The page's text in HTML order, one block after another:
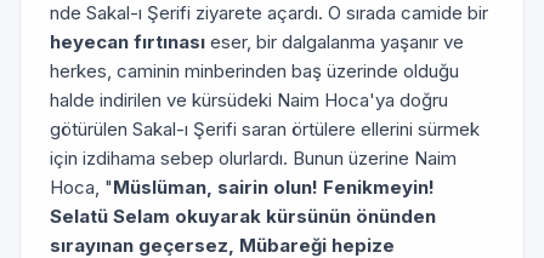
nde Sakal-ı Şerifi ziyarete açardı. O sırada camide bir
heyecan fırtınası eser, bir dalgalanma yaşanır ve
herkes, caminin minberinden baş üzerinde olduğu
halde indirilen ve kürsüdeki Naim Hoca'ya doğru
götürülen Sakal-ı Şerifi saran örtülere ellerini sürmek
için izdihama sebep olurlardı. Bunun üzerine Naim
Hoca, "Müslü­man, sairin olun! Fenikmeyin!
Selatü Selam okuyarak kürsünün önünden
sırayınan geçersez, Mübareği hepize